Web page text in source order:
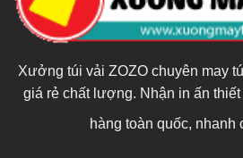
Xưởng túi vải ZOZO chuyên may
giá rẻ chất lượng. Nhận in ấn
hàng toàn quốc, nhanh